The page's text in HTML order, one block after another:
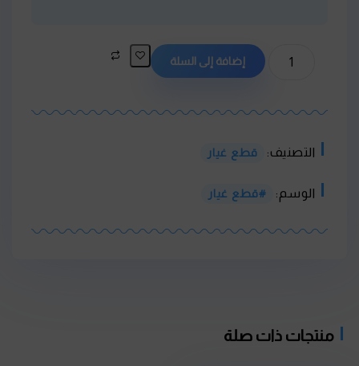
إضافة إلى السلة
التصنيف: قطع غيار
الوسم: قطع غيار
منتجات ذات صلة